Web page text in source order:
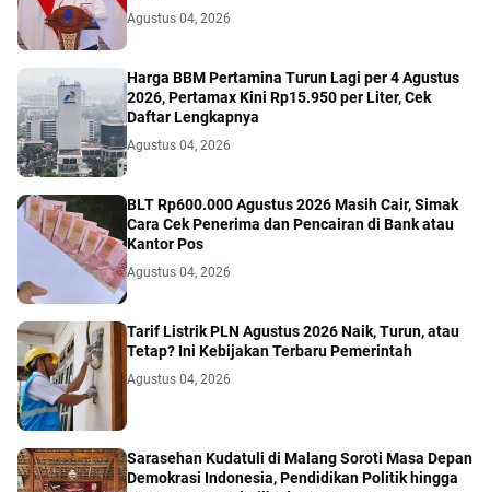
Agustus 04, 2026
Harga BBM Pertamina Turun Lagi per 4 Agustus
2026, Pertamax Kini Rp15.950 per Liter, Cek
Daftar Lengkapnya
Agustus 04, 2026
BLT Rp600.000 Agustus 2026 Masih Cair, Simak
Cara Cek Penerima dan Pencairan di Bank atau
Kantor Pos
Agustus 04, 2026
Tarif Listrik PLN Agustus 2026 Naik, Turun, atau
Tetap? Ini Kebijakan Terbaru Pemerintah
Agustus 04, 2026
Sarasehan Kudatuli di Malang Soroti Masa Depan
Demokrasi Indonesia, Pendidikan Politik hingga